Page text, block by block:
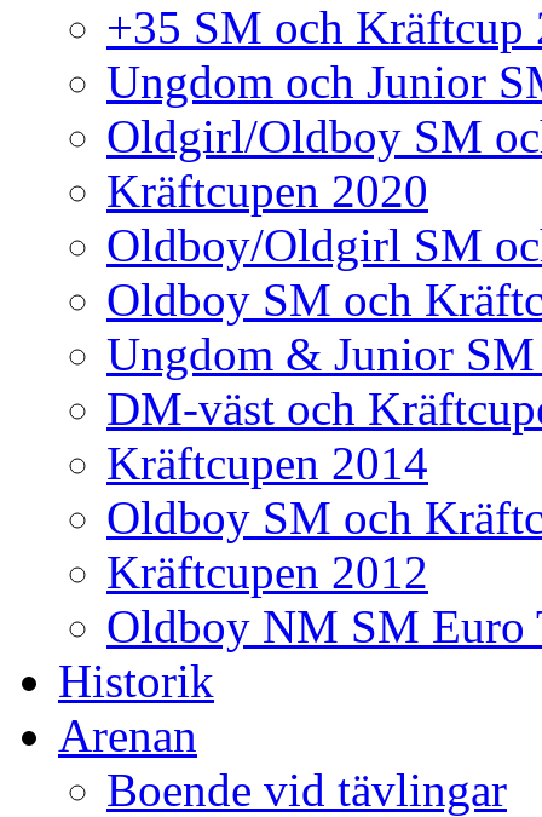
+35 SM och Kräftcup
Ungdom och Junior
Oldgirl/Oldboy SM
Kräftcupen 2020
Oldboy/Oldgirl SM
Oldboy SM och
Ungdom & Junior
DM-väst och
Kräftcupen 2014
Oldboy SM och
Kräftcupen 2012
Oldboy NM SM Euro
Historik
Arenan
Boende vid tävlingar